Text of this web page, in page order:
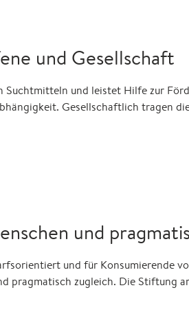
und Gesellschaft
Suchtmitteln und leistet Hilfe zur
Gesellschaftlich tragen
und
und für Konsumierende
pragmatisch zugleich. Die Stiftung